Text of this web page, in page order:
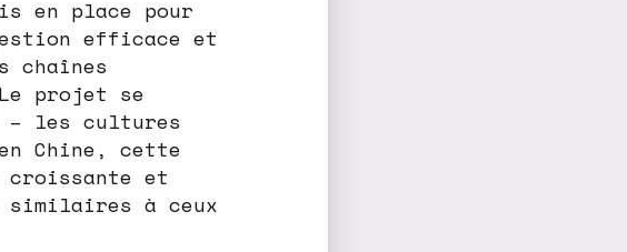
en place pour
efficace et
chaînes
projet se
les cultures
Chine, cette
croissante et
similaires à ceux